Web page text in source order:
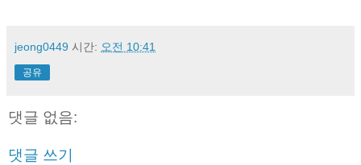
jeong0449 시간: 오전 10:41
공유
댓글 없음:
댓글 쓰기